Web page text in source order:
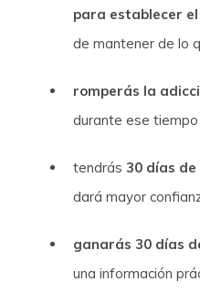
para establecer
de mantener de lo
romperás la
durante ese tiempo
tendrás 30 días
dará mayor
ganarás 30 días
una información